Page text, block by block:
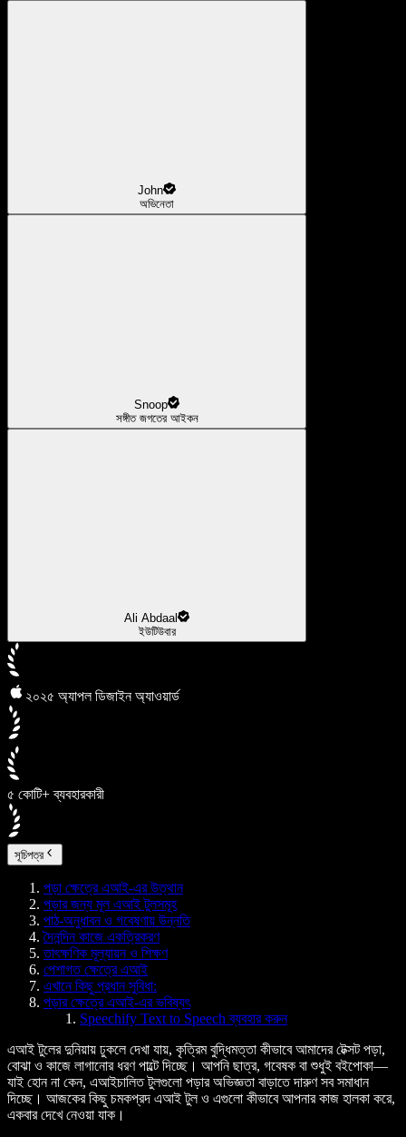
John
অভিনেতা
Snoop
সঙ্গীত জগতের আইকন
Ali Abdaal
ইউটিউবার
২০২৫ অ্যাপল ডিজাইন অ্যাওয়ার্ড
৫ কোটি+ ব্যবহারকারী
সূচিপত্র
পড়া ক্ষেত্রে এআই-এর উত্থান
পড়ার জন্য মূল এআই টুলসমূহ
পাঠ-অনুধাবন ও গবেষণায় উন্নতি
দৈনন্দিন কাজে একত্রিকরণ
তাৎক্ষণিক মূল্যায়ন ও শিক্ষণ
পেশাগত ক্ষেত্রে এআই
এখানে কিছু প্রধান সুবিধা:
পড়ার ক্ষেত্রে এআই-এর ভবিষ্যৎ
Speechify Text to Speech ব্যবহার করুন
এআই টুলের দুনিয়ায় ঢুকলে দেখা যায়, কৃত্রিম বুদ্ধিমত্তা কীভাবে আমাদের টেক্সট পড়া,
বোঝা ও কাজে লাগানোর ধরণ পাল্টে দিচ্ছে। আপনি ছাত্র, গবেষক বা শুধুই বইপোকা—
যাই হোন না কেন, এআইচালিত টুলগুলো পড়ার অভিজ্ঞতা বাড়াতে দারুণ সব সমাধান
দিচ্ছে। আজকের কিছু চমকপ্রদ এআই টুল ও এগুলো কীভাবে আপনার কাজ হালকা করে,
একবার দেখে নেওয়া যাক।